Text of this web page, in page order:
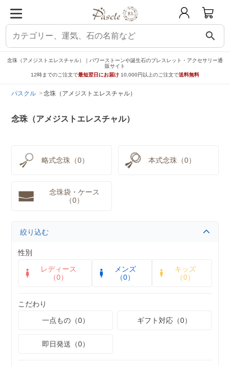
search
念珠（アメジストエレスチャル）｜パワーストーンや誕生石のブレスレット・アクセサリー通
販サイト
12時までのご注文で最短翌日にお届け 10,000円以上のご注文で送料無料
パスクル 念珠（アメジストエレスチャル）
念珠（アメジストエレスチャル）
略式念珠（0） 本式念珠（0）
念珠袋・ケース
（0）
絞り込む
性別
レディース
（0）
メンズ
（0）
キッズ
（0）
こだわり
一点もの（0）
ギフト対応（0）
即日発送（0）